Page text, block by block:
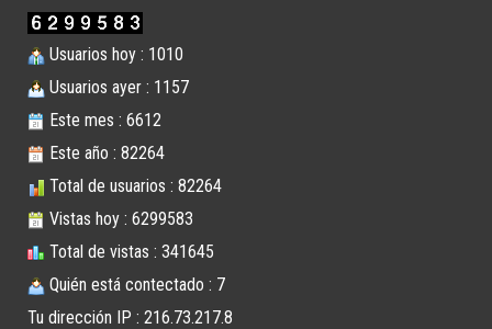
Usuarios hoy : 1010
Usuarios ayer : 1157
Este mes : 6612
Este año : 82264
Total de usuarios : 82264
Vistas hoy : 6299583
Total de vistas : 341645
Quién está contectado : 7
Tu dirección IP : 216.73.217.8